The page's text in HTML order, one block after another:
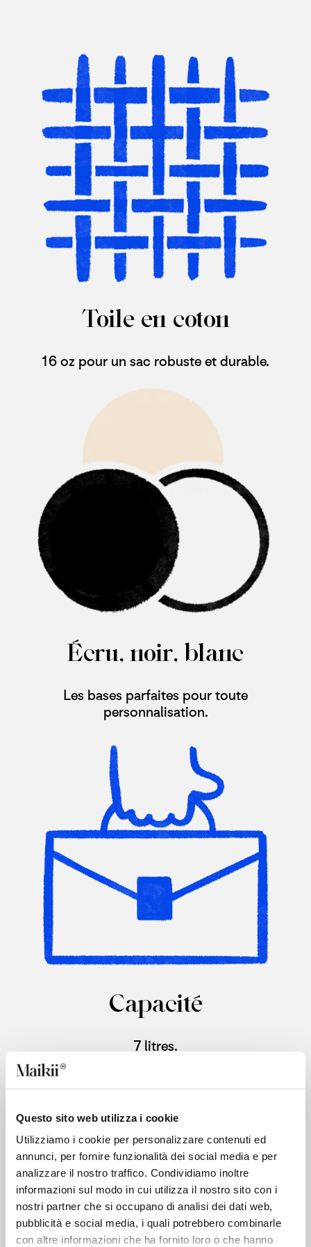
Questo sito web utilizza i cookie
Utilizziamo i cookie per personalizzare contenuti ed
annunci, per fornire funzionalità dei social media e per
analizzare il nostro traffico. Condividiamo inoltre
informazioni sul modo in cui utilizza il nostro sito con i
nostri partner che si occupano di analisi dei dati web,
pubblicità e social media, i quali potrebbero combinarle
con altre informazioni che ha fornito loro o che hanno
Toile en coton
16 oz pour un sac robuste et durable.
Écru, noir, blanc
Les bases parfaites pour toute
personnalisation.
Capacité
7 litres.
Ajoutez la couche
thermique.
La version standard est dotée d’une
doublure en polyester. Elle peut être
rendue thermique et déperlante avec